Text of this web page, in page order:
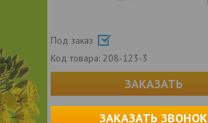
Под заказ
Код товара: 208-123-3
ЗАКАЗАТЬ
ЗАКАЗАТЬ ЗВОНОК